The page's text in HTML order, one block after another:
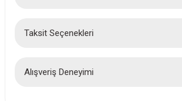
Taksit Seçenekleri
Alışveriş Deneyimi